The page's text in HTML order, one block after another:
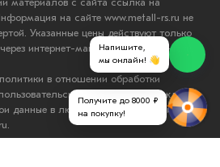
на сайте www.metall-rs.ru не
Указанные цены действуют только
интернет-магазин www.metall-rs.ru.
в отношении обработки
соглашения каждый
данные в любой форме обратной
Напишите,
мы онлайн! 👋
Получите до 8000 ₽
на покупку!